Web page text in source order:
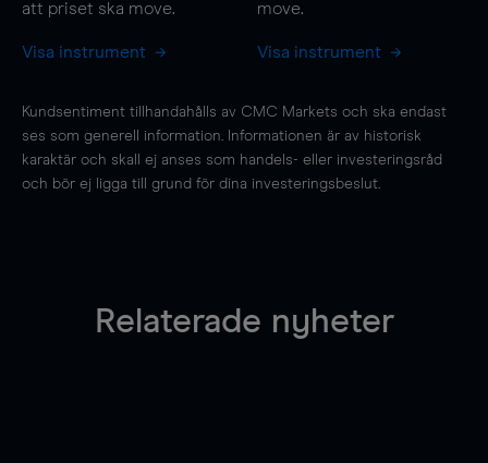
att priset ska move.
Visa instrument
move.
Visa instrument
Kundsentiment tillhandahålls av CMC Markets och ska endast
ses som generell information. Informationen är av historisk
karaktär och skall ej anses som handels- eller investeringsråd
och bör ej ligga till grund för dina investeringsbeslut.
Relaterade nyheter